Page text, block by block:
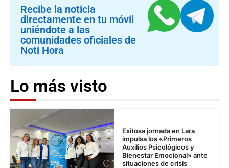
Recibe la noticia
directamente en tu móvil
uniéndote a las
comunidades oficiales de
Noti Hora
Lo más visto
Exitosa jornada en Lara
impulsa los «Primeros
Auxilios Psicológicos y
Bienestar Emocional» ante
situaciones de crisis